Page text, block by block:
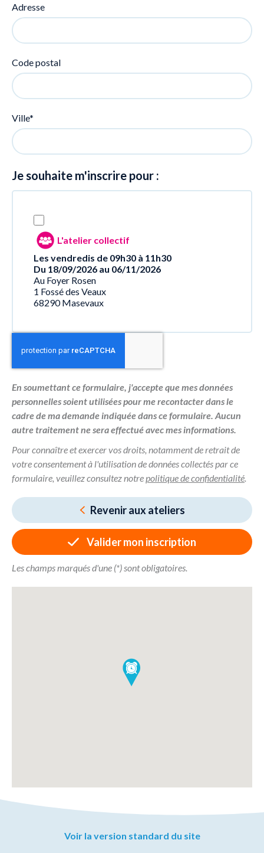
Adresse
Code postal
Ville*
Je souhaite m'inscrire pour :
L'atelier collectif
Les vendredis de 09h30 à 11h30
Du 18/09/2026 au 06/11/2026
Au Foyer Rosen
1 Fossé des Veaux
68290 Masevaux
En soumettant ce formulaire, j'accepte que mes données
personnelles soient utilisées pour me recontacter dans le
cadre de ma demande indiquée dans ce formulaire. Aucun
autre traitement ne sera effectué avec mes informations.
Pour connaître et exercer vos droits, notamment de retrait de
votre consentement à l'utilisation de données collectés par ce
formulaire, veuillez consultez notrepolitique de confidentialité.
Revenir aux ateliers
Valider mon inscription
Les champs marqués d'une (*) sont obligatoires.
Voir la version standard du site